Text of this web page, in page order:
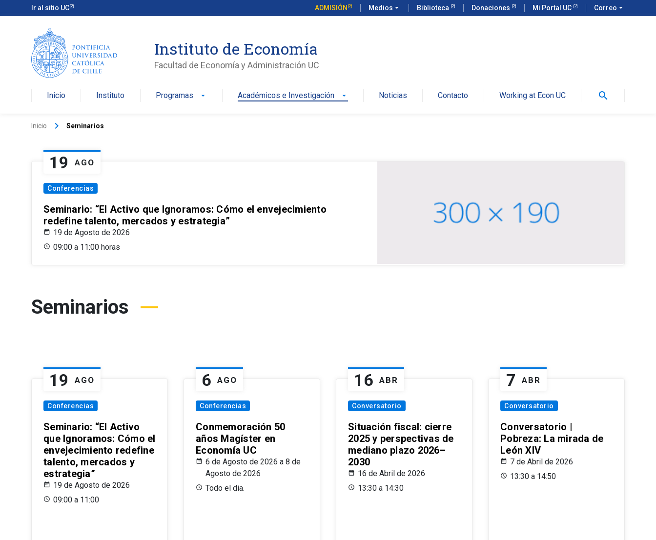
Ir al sitio UC ADMISIÓN Medios arrow_drop_down Biblioteca Donaciones Mi Portal UC Correo arrow_drop_down
Instituto de Economía
Facultad de Economía y Administración UC
Inicio Instituto Programas arrow_drop_down Académicos e Investigación arrow_drop_down Noticias Contacto Working at Econ UC search
Inicio keyboard_arrow_right Seminarios
19 AGO
Conferencias
Seminario: “El Activo que Ignoramos: Cómo el envejecimiento
redefine talento, mercados y estrategia”
19 de Agosto de 2026
09:00 a 11:00 horas
Seminarios
19 AGO
Conferencias
Seminario: “El Activo
que Ignoramos: Cómo el
envejecimiento redefine
talento, mercados y
estrategia”
19 de Agosto de 2026
09:00 a 11:00
6 AGO
Conferencias
Conmemoración 50
años Magíster en
Economía UC
6 de Agosto de 2026 a 8 de
Agosto de 2026
Todo el dia.
16 ABR
Conversatorio
Situación fiscal: cierre
2025 y perspectivas de
mediano plazo 2026–
2030
16 de Abril de 2026
13:30 a 14:30
7 ABR
Conversatorio
Conversatorio |
Pobreza: La mirada de
León XIV
7 de Abril de 2026
13:30 a 14:50